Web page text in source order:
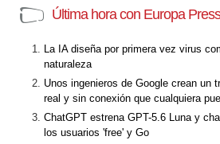
Última hora con Europa Press
La IA diseña por primera vez virus
naturaleza
Unos ingenieros de Google crean un
real y sin conexión que cualquiera
ChatGPT estrena GPT-5.6 Luna y
los usuarios 'free' y Go